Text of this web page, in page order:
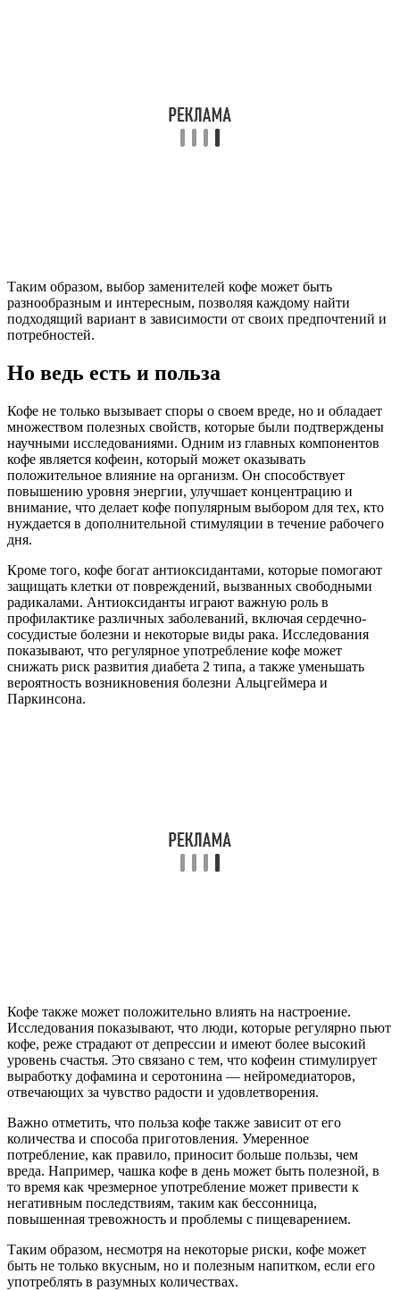
Таким образом, выбор заменителей кофе может быть
разнообразным и интересным, позволяя каждому найти
подходящий вариант в зависимости от своих предпочтений и
потребностей.
Но ведь есть и польза
Кофе не только вызывает споры о своем вреде, но и обладает
множеством полезных свойств, которые были подтверждены
научными исследованиями. Одним из главных компонентов
кофе является кофеин, который может оказывать
положительное влияние на организм. Он способствует
повышению уровня энергии, улучшает концентрацию и
внимание, что делает кофе популярным выбором для тех, кто
нуждается в дополнительной стимуляции в течение рабочего
дня.
Кроме того, кофе богат антиоксидантами, которые помогают
защищать клетки от повреждений, вызванных свободными
радикалами. Антиоксиданты играют важную роль в
профилактике различных заболеваний, включая сердечно-
сосудистые болезни и некоторые виды рака. Исследования
показывают, что регулярное употребление кофе может
снижать риск развития диабета 2 типа, а также уменьшать
вероятность возникновения болезни Альцгеймера и
Паркинсона.
Кофе также может положительно влиять на настроение.
Исследования показывают, что люди, которые регулярно пьют
кофе, реже страдают от депрессии и имеют более высокий
уровень счастья. Это связано с тем, что кофеин стимулирует
выработку дофамина и серотонина — нейромедиаторов,
отвечающих за чувство радости и удовлетворения.
Важно отметить, что польза кофе также зависит от его
количества и способа приготовления. Умеренное
потребление, как правило, приносит больше пользы, чем
вреда. Например, чашка кофе в день может быть полезной, в
то время как чрезмерное употребление может привести к
негативным последствиям, таким как бессонница,
повышенная тревожность и проблемы с пищеварением.
Таким образом, несмотря на некоторые риски, кофе может
быть не только вкусным, но и полезным напитком, если его
употреблять в разумных количествах.